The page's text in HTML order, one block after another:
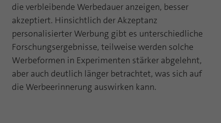
die verbleibende Werbedauer anzeigen, besser
akzeptiert. Hinsichtlich der Akzeptanz
personalisierter Werbung gibt es unterschiedliche
Forschungsergebnisse, teilweise werden solche
Werbeformen in Experimenten stärker abgelehnt,
aber auch deutlich länger betrachtet, was sich auf
die Werbeerinnerung auswirken kann.